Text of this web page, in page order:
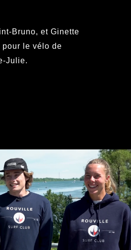
Bruno, et Ginette
le vélo de
Julie.